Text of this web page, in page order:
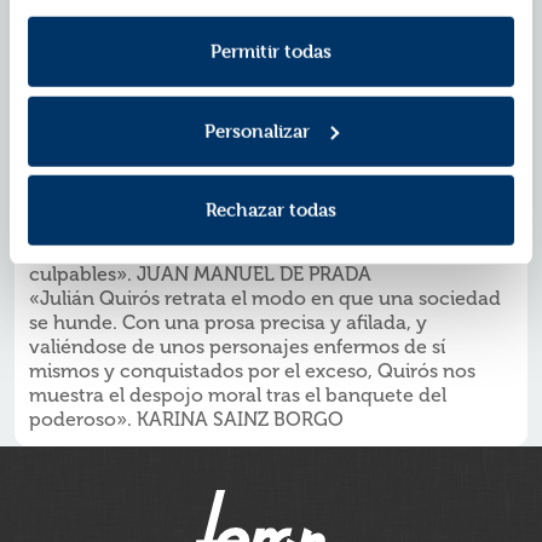
información consulta laPolítica de Cookiesy la
Política de Privacidad.
Permitir todas
Personalizar
Rechazar todas
perdedores útiles de toda trifulca.
La ciudad se celebraba a sí misma: inauguraciones,
estrenos, nuevas avenidas. Brillaba de noche y de día;
de repente empezó a llegar el ruido de los autos
de internet. El poder no cayó de golpe: fue cayendo,
mandar, hasta que ya no quedó nadie para obedecer.
«Una magnífica zambullida en las turbiedades del
humana, allá donde todos somos inocentes y
culpables». JUAN MANUEL DE PRADA
«Julián Quirós retrata el modo en que una sociedad
se hunde. Con una prosa precisa y afilada, y
valiéndose de unos personajes enfermos de sí
mismos y conquistados por el exceso, Quirós nos
muestra el despojo moral tras el banquete del
poderoso». KARINA SAINZ BORGO